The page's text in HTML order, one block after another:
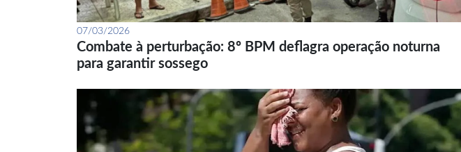
07/03/2026
Combate à perturbação: 8º BPM deflagra operação noturna
para garantir sossego